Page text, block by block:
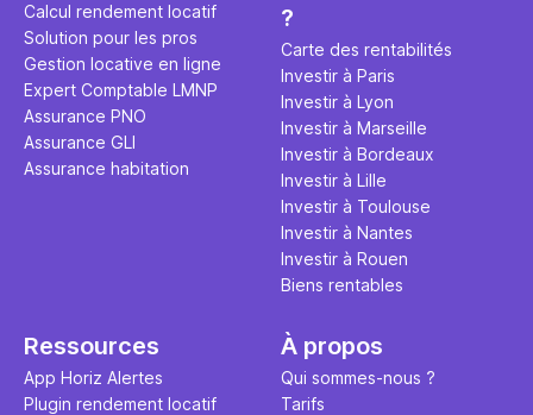
ce secret
études et
Calcul rendement locatif
Solution pour les pros
Gestion locative en ligne
Expert Comptable LMNP
Assurance PNO
Assurance GLI
Assurance habitation
?
Carte des rentabilités
Investir à Paris
Investir à Lyon
Investir à Marseille
Investir à Bordeaux
Investir à Lille
Investir à Toulouse
Investir à Nantes
Investir à Rouen
Biens rentables
Ressources
App Horiz Alertes
Plugin rendement locatif
À propos
Qui sommes-nous ?
Tarifs